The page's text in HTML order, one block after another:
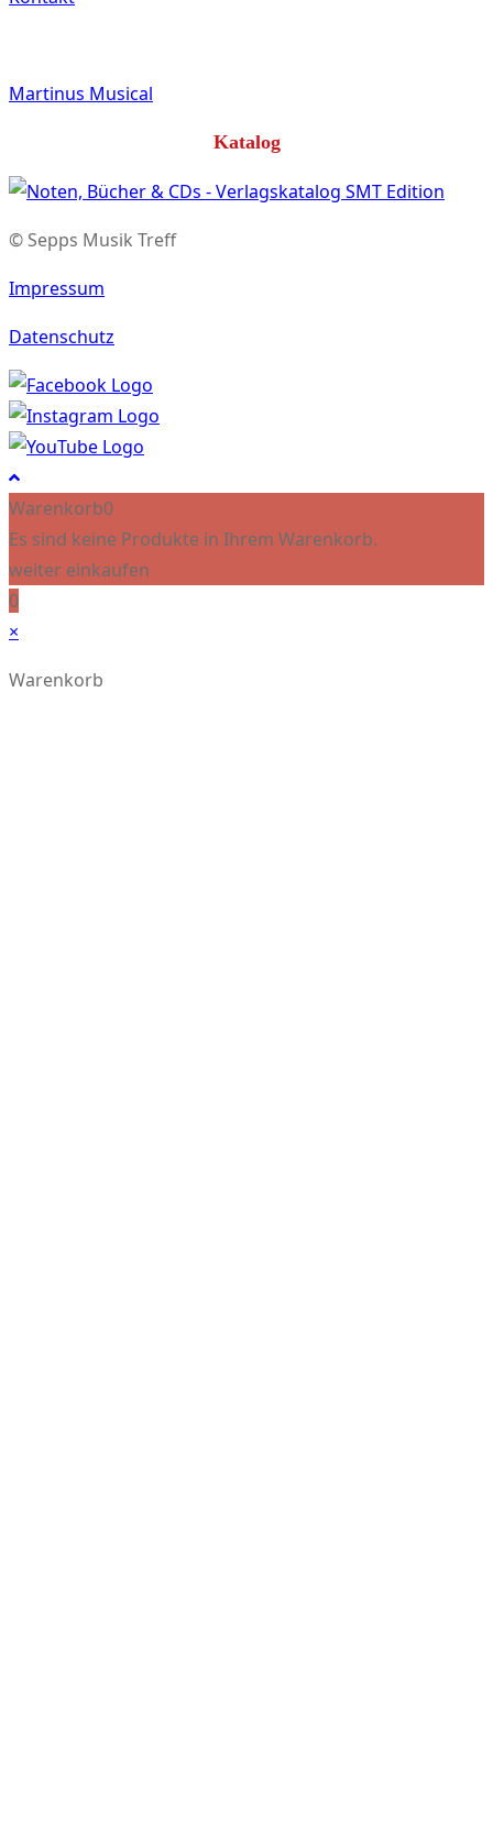
Martinus Musical
Katalog
© Sepps Musik Treff
Impressum
Datenschutz
Warenkorb0
Es sind keine Produkte in Ihrem Warenkorb.
weiter einkaufen
0
×
Warenkorb